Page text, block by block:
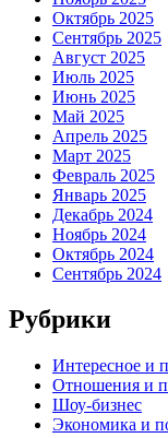
Октябрь 2025
Сентябрь 2025
Август 2025
Июль 2025
Июнь 2025
Май 2025
Апрель 2025
Март 2025
Февраль 2025
Январь 2025
Декабрь 2024
Ноябрь 2024
Октябрь 2024
Сентябрь 2024
Рубрики
Интересное и
Отношения и
Шоу-бизнес
Экономика и